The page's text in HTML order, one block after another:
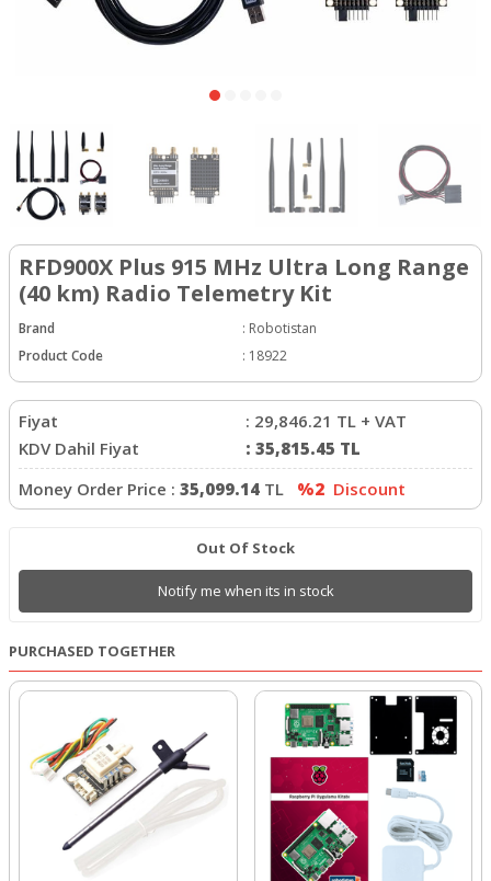
RFD900X Plus 915 MHz Ultra Long Range
(40 km) Radio Telemetry Kit
Brand : Robotistan
Product Code
: 18922
Fiyat : 29,846.21 TL + VAT
KDV Dahil Fiyat
: 35,815.45 TL
Money Order Price : 35,099.14 TL %2 Discount
Out Of Stock
Notify me when its in stock
PURCHASED TOGETHER